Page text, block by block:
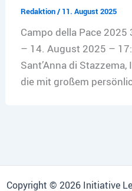
Redaktion/ 11. August 2025
Campo della Pace
– 14. August 2025 –
Sant’Anna di
die mit großem
Copyright © 2026 Initiative